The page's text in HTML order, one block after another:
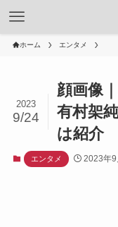
ホーム エンタメ
顔画像
有村架
は紹介
2023
9/24
エンタメ 2023年9